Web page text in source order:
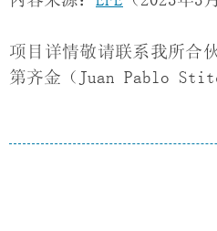
项目详情敬请联系我所
第齐金（Juan Pablo